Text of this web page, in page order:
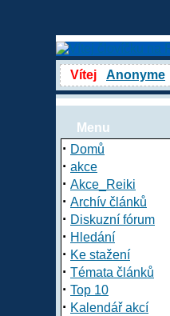
Vítej Anonyme
Menu
· Domů
· akce
· Akce_Reiki
· Archív článků
· Diskuzní fórum
· Hledání
· Ke stažení
· Témata článků
· Top 10
· Kalendář akcí